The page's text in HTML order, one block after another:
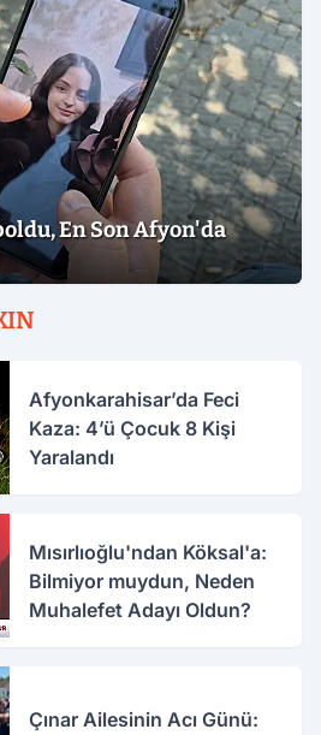
En Son Afyon'da
Afyonkarahisar’da Feci
Kaza: 4’ü Çocuk 8 Kişi
Yaralandı
Mısırlıoğlu'ndan Köksal'a:
Bilmiyor muydun, Neden
Muhalefet Adayı Oldun?
Çınar Ailesinin Acı Günü: